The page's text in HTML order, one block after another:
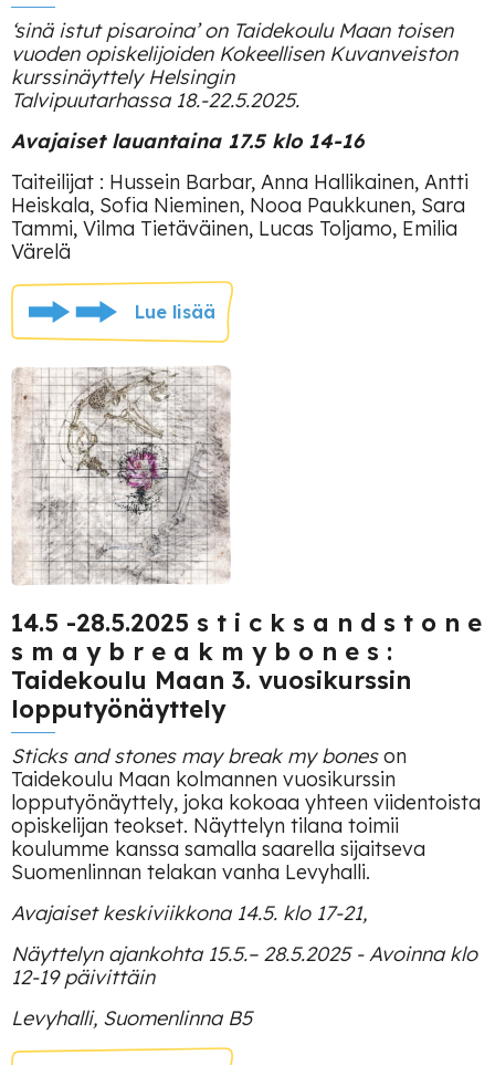
‘sinä istut pisaroina’ on Taidekoulu Maan toisen
vuoden opiskelijoiden Kokeellisen Kuvanveiston
kurssinäyttely Helsingin
Talvipuutarhassa 18.-22.5.2025.
Avajaiset lauantaina 17.5 klo 14-16
Taiteilijat : Hussein Barbar, Anna Hallikainen, Antti
Heiskala, Sofia Nieminen, Nooa Paukkunen, Sara
Tammi, Vilma Tietäväinen, Lucas Toljamo, Emilia
Värelä
Lue lisää
14.5 -28.5.2025 s t i c k s a n d s t o n e
s m a y b r e a k m y b o n e s :
Taidekoulu Maan 3. vuosikurssin
lopputyönäyttely
Sticks and stones may break my boneson
Taidekoulu Maan kolmannen vuosikurssin
lopputyönäyttely, joka kokoaa yhteen viidentoista
opiskelijan teokset. Näyttelyn tilana toimii
koulumme kanssa samalla saarella sijaitseva
Suomenlinnan telakan vanha Levyhalli.
Avajaiset keskiviikkona 14.5. klo 17-21,
Näyttelyn ajankohta 15.5.– 28.5.2025 - Avoinna klo
12-19 päivittäin
Levyhalli, Suomenlinna B5